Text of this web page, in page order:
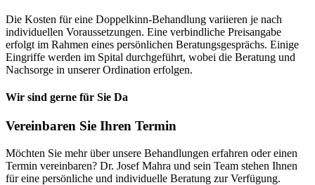
Die Kosten für eine Doppelkinn-Behandlung variieren je nach
individuellen Voraussetzungen. Eine verbindliche Preisangabe
erfolgt im Rahmen eines persönlichen Beratungsgesprächs. Einige
Eingriffe werden im Spital durchgeführt, wobei die Beratung und
Nachsorge in unserer Ordination erfolgen.
Wir sind gerne für Sie Da
Vereinbaren Sie Ihren Termin
Möchten Sie mehr über unsere Behandlungen erfahren oder einen
Termin vereinbaren? Dr. Josef Mahra und sein Team stehen Ihnen
für eine persönliche und individuelle Beratung zur Verfügung.